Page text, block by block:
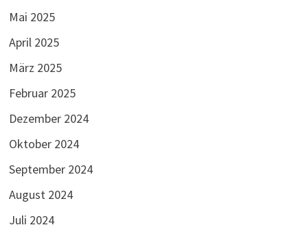
Mai 2025
April 2025
März 2025
Februar 2025
Dezember 2024
Oktober 2024
September 2024
August 2024
Juli 2024